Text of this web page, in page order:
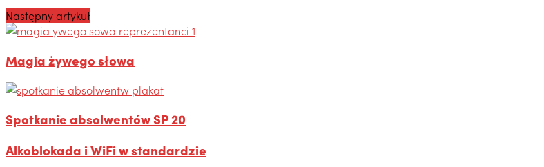
Następny artykuł
Magia żywego słowa
Spotkanie absolwentów SP 20
Alkoblokada i WiFi w standardzie